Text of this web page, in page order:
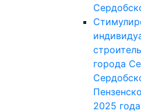
города
2025